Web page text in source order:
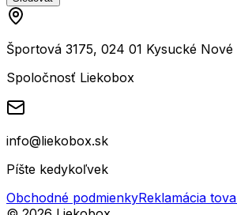
Športová 3175, 024 01 Kysucké Nové
Spoločnosť Liekobox
info@liekobox.sk
Píšte kedykoľvek
Obchodné podmienkyReklamácia